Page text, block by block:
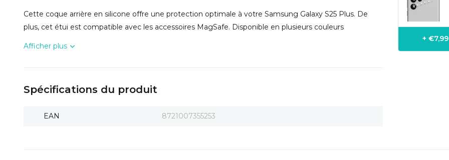
Cette coque arrière en silicone offre une protection optimale à votre Samsung Galaxy S25 Plus. De
plus, cet étui est compatible avec les accessoires MagSafe. Disponible en plusieurs couleurs
Afficher plus
Spécifications du produit
EAN 8721007355253
+